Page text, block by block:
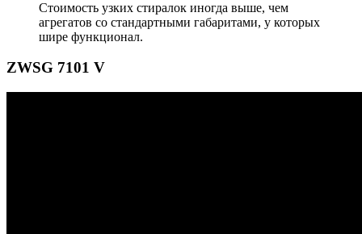
Стоимость узких стиралок иногда выше, чем
агрегатов со стандартными габаритами, у которых
шире функционал.
ZWSG 7101 V